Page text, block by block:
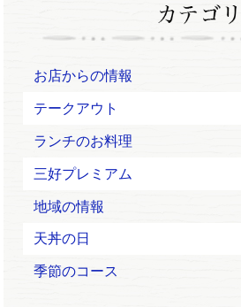
お店からの情報
テークアウト
ランチのお料理
三好プレミアム
地域の情報
天丼の日
季節のコース